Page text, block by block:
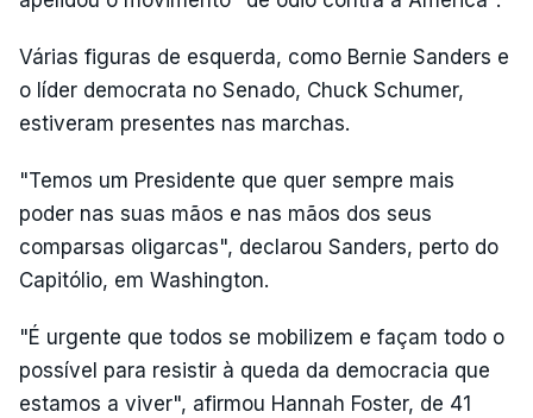
Várias figuras de esquerda, como Bernie Sanders e
o líder democrata no Senado, Chuck Schumer,
estiveram presentes nas marchas.
"Temos um Presidente que quer sempre mais
poder nas suas mãos e nas mãos dos seus
comparsas oligarcas", declarou Sanders, perto do
Capitólio, em Washington.
"É urgente que todos se mobilizem e façam todo o
possível para resistir à queda da democracia que
estamos a viver", afirmou Hannah Foster, de 41